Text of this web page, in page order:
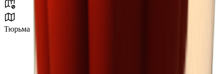
Тюрьма